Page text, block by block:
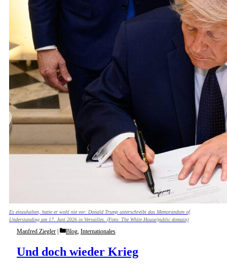
Es einzuhalten, hatte er wohl nie vor: Donald Trump unterschreibt das Memorandum of
Understanding am 17. Juni 2026 in Versailles. (Foto: The White House/public domain)
Und doch wieder Krieg
Manfred Ziegler Categories
Blog Internationales